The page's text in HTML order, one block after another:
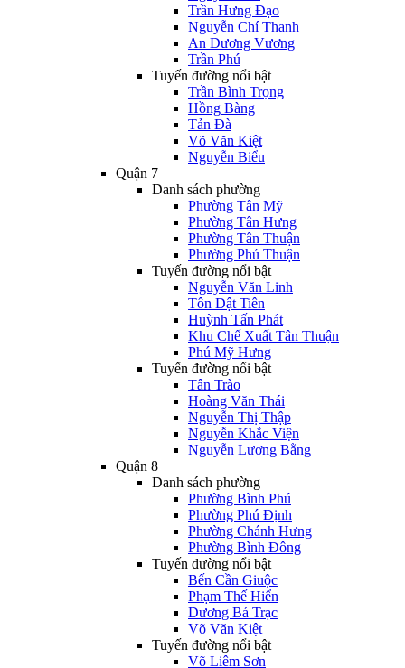
Trần Hưng Đạo
Nguyễn Chí Thanh
An Dương Vương
Trần Phú
Tuyến đường nổi bật
Trần Bình Trọng
Hồng Bàng
Tản Đà
Võ Văn Kiệt
Nguyễn Biểu
Quận 7
Danh sách phường
Phường Tân Mỹ
Phường Tân Hưng
Phường Tân Thuận
Phường Phú Thuận
Tuyến đường nổi bật
Nguyễn Văn Linh
Tôn Dật Tiên
Huỳnh Tấn Phát
Khu Chế Xuất Tân Thuận
Phú Mỹ Hưng
Tuyến đường nổi bật
Tân Trào
Hoàng Văn Thái
Nguyễn Thị Thập
Nguyễn Khắc Viện
Nguyễn Lương Bằng
Quận 8
Danh sách phường
Phường Bình Phú
Phường Phú Định
Phường Chánh Hưng
Phường Bình Đông
Tuyến đường nổi bật
Bến Cần Giuộc
Phạm Thế Hiển
Dương Bá Trạc
Võ Văn Kiệt
Tuyến đường nổi bật
Võ Liêm Sơn